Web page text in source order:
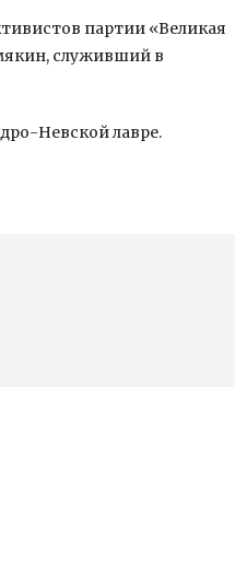
партии «Великая
служивший в
Невской лавре.